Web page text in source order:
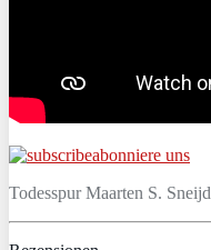
abonniere uns
Todesspur Maarten S.